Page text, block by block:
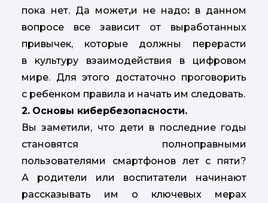
пока нет. Да может,и не надо: в данном
вопросе все зависит от выработанных
привычек, которые должны перерасти
в культуру взаимодействия в цифровом
мире. Для этого достаточно проговорить
с ребенком правила и начать им следовать.
2. Основы кибербезопасности.
Вы заметили, что дети в последние годы
становятся полноправными
пользователями смартфонов лет с пяти?
А родители или воспитатели начинают
рассказывать им о ключевых мерах